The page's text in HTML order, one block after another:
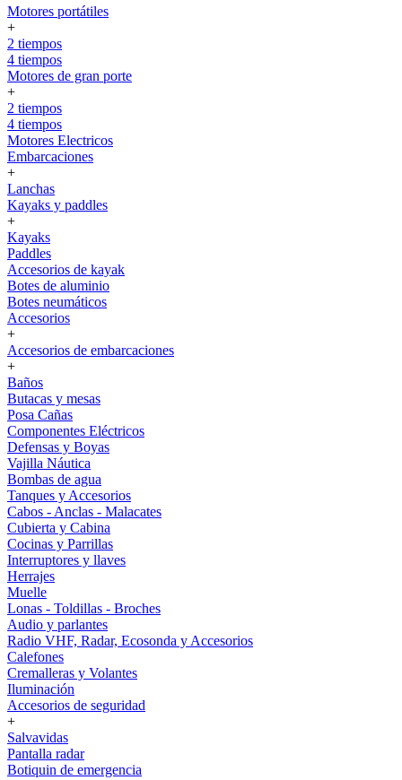
Motores portátiles
+
2 tiempos
4 tiempos
Motores de gran porte
+
2 tiempos
4 tiempos
Motores Electricos
Embarcaciones
+
Lanchas
Kayaks y paddles
+
Kayaks
Paddles
Accesorios de kayak
Botes de aluminio
Botes neumáticos
Accesorios
+
Accesorios de embarcaciones
+
Baños
Butacas y mesas
Posa Cañas
Componentes Eléctricos
Defensas y Boyas
Vajilla Náutica
Bombas de agua
Tanques y Accesorios
Cabos - Anclas - Malacates
Cubierta y Cabina
Cocinas y Parrillas
Interruptores y llaves
Herrajes
Muelle
Lonas - Toldillas - Broches
Audio y parlantes
Radio VHF, Radar, Ecosonda y Accesorios
Calefones
Cremalleras y Volantes
Iluminación
Accesorios de seguridad
+
Salvavidas
Pantalla radar
Botiquin de emergencia